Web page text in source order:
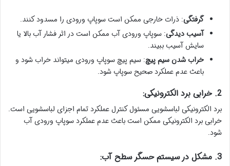
گرفتگی: ذرات خارجی ممکن است سوپاپ ورودی را مسدود کنند.
آسیب دیدگی: سوپاپ ورودی آب ممکن است در اثر فشار آب بالا یا
سایش آسیب ببیند.
خراب شدن سیم پیچ: سیم پیچ سوپاپ ورودی میتواند خراب شود و
باعث عدم عملکرد صحیح سوپاپ شود.
2. خرابی برد الکترونیکی:
برد الکترونیکی لباسشویی مسئول کنترل عملکرد تمام اجزای لباسشویی است.
خرابی برد الکترونیکی ممکن است باعث عدم عملکرد سوپاپ ورودی آب
شود.
3. مشکل در سیستم حسگر سطح آب: